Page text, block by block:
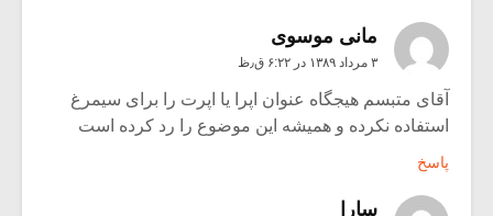
مانی موسوی
۳ مرداد ۱۳۸۹ در ۶:۲۲ ق٫ظ
آقای متبسم هیجگاه عنوان اپرا یا اپرت را برای سیمرغ
استفاده نکرده و همیشه این موضوع را رد کرده است
پاسخ
سارا